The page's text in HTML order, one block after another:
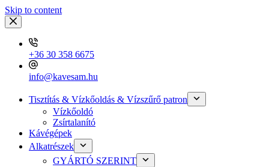
Skip to content
+36 30 358 6675
info@kavesam.hu
Tisztítás & Vízkőoldás & Vízszűrő patron
Vízkőoldó
Zsírtalanító
Kávégépek
Alkatrészek
GYÁRTÓ SZERINT